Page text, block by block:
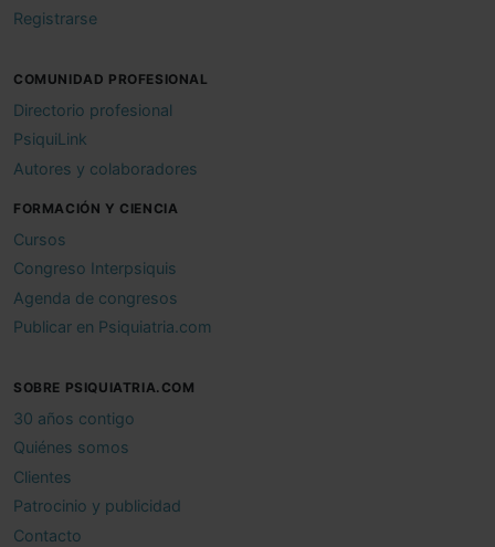
Registrarse
COMUNIDAD PROFESIONAL
Directorio profesional
PsiquiLink
Autores y colaboradores
FORMACIÓN Y CIENCIA
Cursos
Congreso Interpsiquis
Agenda de congresos
Publicar en Psiquiatria.com
SOBRE PSIQUIATRIA.COM
30 años contigo
Quiénes somos
Clientes
Patrocinio y publicidad
Contacto